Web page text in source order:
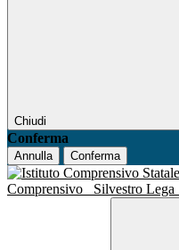
Chiudi
Conferma
Annulla Conferma
Comprensivo
Silvestro Lega